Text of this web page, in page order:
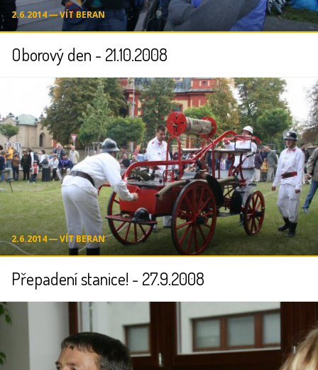
2.6.2014 ― VÍT BERAN
Oborový den - 21.10.2008
2.6.2014 ― VÍT BERAN
Přepadení stanice! - 27.9.2008